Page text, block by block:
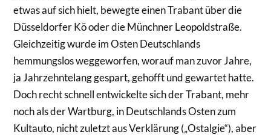
etwas auf sich hielt, bewegte einen Trabant über die
Düsseldorfer Kö oder die Münchner Leopoldstraße.
Gleichzeitig wurde im Osten Deutschlands
hemmungslos weggeworfen, worauf man zuvor Jahre,
ja Jahrzehntelang gespart, gehofft und gewartet hatte.
Doch recht schnell entwickelte sich der Trabant, mehr
noch als der Wartburg, in Deutschlands Osten zum
Kultauto, nicht zuletzt aus Verklärung („Ostalgie“), aber